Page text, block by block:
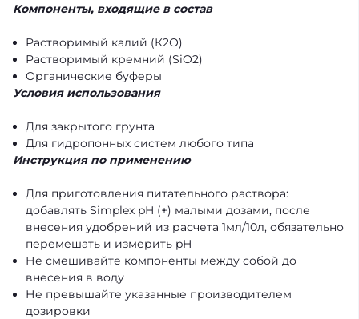
Компоненты, входящие в состав
Растворимый калий (К2О)
Растворимый кремний (SiO2)
Органические буферы
Условия использования
Для закрытого грунта
Для гидропонных систем любого типа
Инструкция по применению
Для приготовления питательного раствора:
добавлять Simplex pH (+) малыми дозами, после
внесения удобрений из расчета 1мл/10л, обязательно
перемешать и измерить pH
Не смешивайте компоненты между собой до
внесения в воду
Не превышайте указанные производителем
дозировки